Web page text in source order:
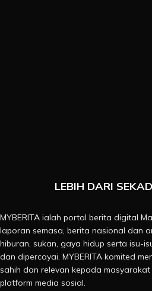
LEBIH DARI
MYBERITA ialah portal berita digital
laporan semasa, berita nasional dan
hiburan, sukan, gaya hidup serta isu-
dan dipercayai. MYBERITA komited
sahih dan relevan kepada
platform media sosial.